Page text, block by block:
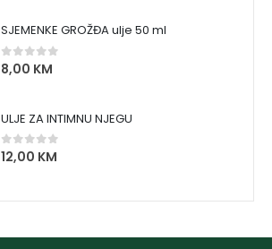
SJEMENKE GROŽĐA ulje 50 ml
0 out of 5
8,00 KM
ULJE ZA INTIMNU NJEGU
0out of 5
12,00 KM